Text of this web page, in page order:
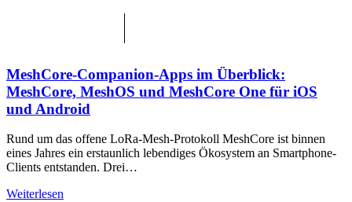
MeshCore-Companion-Apps im Überblick:
MeshCore, MeshOS und MeshCore One für iOS
und Android
Rund um das offene LoRa-Mesh-Protokoll MeshCore ist binnen
eines Jahres ein erstaunlich lebendiges Ökosystem an Smartphone-
Clients entstanden. Drei…
Weiterlesen